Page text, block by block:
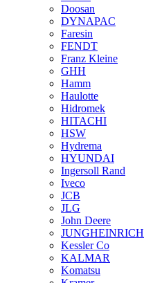
Doosan
DYNAPAC
Faresin
FENDT
Franz Kleine
GHH
Hamm
Haulotte
Hidromek
HITACHI
HSW
Hydrema
HYUNDAI
Ingersoll Rand
Iveco
JCB
JLG
John Deere
JUNGHEINRICH
Kessler Co
KALMAR
Komatsu